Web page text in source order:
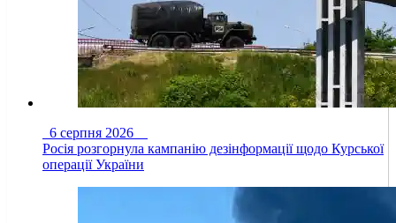
6 серпня 2026
Росія розгорнула кампанію дезінформації щодо Курської
операції України